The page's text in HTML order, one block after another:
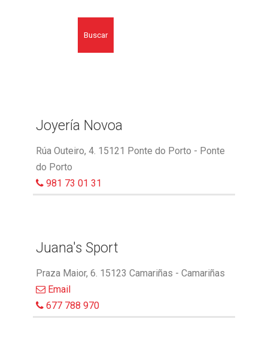
Buscar
Joyería Novoa
Rúa Outeiro, 4. 15121 Ponte do Porto - Ponte
do Porto
981 73 01 31
Juana's Sport
Praza Maior, 6. 15123 Camariñas - Camariñas
Email
677 788 970